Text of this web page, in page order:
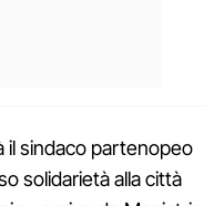
il sindaco partenopeo
solidarietà alla città